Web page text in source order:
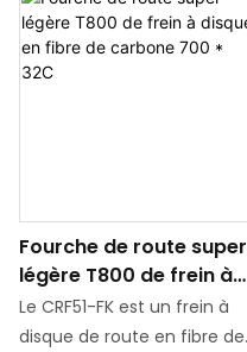
Fourche de route super
légère T800 de frein à
disque en fibre de
carbone 700 * 32C
Le CRF51-FK est un frein à
disque de route en fibre de